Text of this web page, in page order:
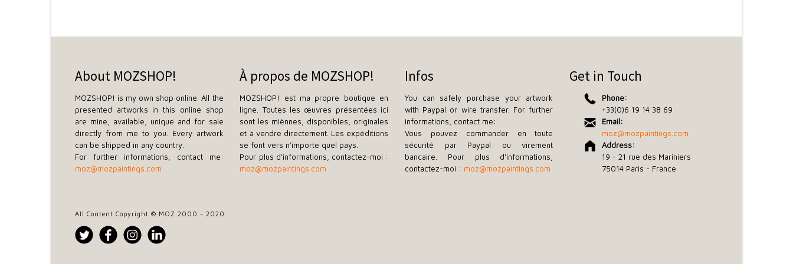
About MOZSHOP!
MOZSHOP! is my own shop online. All the
presented artworks in this online shop
are mine, available, unique and for sale
directly from me to you. Every artwork
can be shipped in any country.
For further informations, contact me:
moz@mozpaintings.com
À propos de MOZSHOP!
MOZSHOP! est ma propre boutique en
ligne. Toutes les œuvres présentées ici
sont les miènnes, disponibles, originales
et à vendre directement. Les expéditions
se font vers n'importe quel pays.
Pour plus d'informations, contactez-moi :
moz@mozpaintings.com
Infos
You can safely purchase your artwork
with Paypal or wire transfer. For further
informations, contact me:
Vous pouvez commander en toute
sécurité par Paypal ou virement
bancaire. Pour plus d'informations,
contactez-moi : moz@mozpaintings.com
Get in Touch
Phone:
+33(0)6 19 14 38 69
Email:
moz@mozpaintings.com
Address:
19 - 21 rue des Mariniers
75014 Paris - France
All Content Copyright © MOZ 2000 - 2020